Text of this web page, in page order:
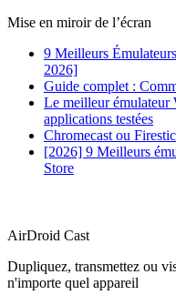
Mise en miroir de l’écran
9 Meilleurs
2026]
Guide complet :
Le meilleur émulateur
applications testées
Chromecast ou
[2026] 9 Meilleurs
Store
AirDroid Cast
Dupliquez, transmettez ou
n'importe quel appareil